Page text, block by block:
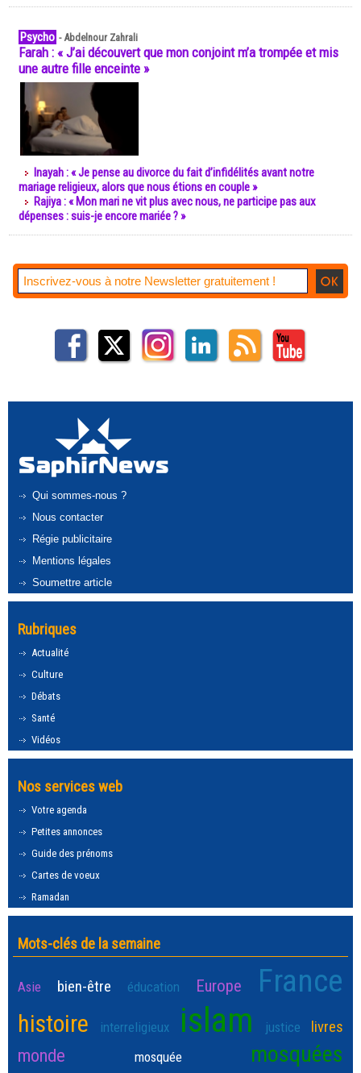
Psycho -Abdelnour Zahrali
Farah : « J’ai découvert que mon conjoint m’a trompée et mis
une autre fille enceinte »
Inayah : « Je pense au divorce du fait d’infidélités avant notre
mariage religieux, alors que nous étions en couple »
Rajiya : « Mon mari ne vit plus avec nous, ne participe pas aux
dépenses : suis-je encore mariée ? »
Qui sommes-nous ?
Nous contacter
Régie publicitaire
Mentions légales
Soumettre article
Rubriques
Actualité
Culture
Débats
Santé
Vidéos
Nos services web
Votre agenda
Petites annonces
Guide des prénoms
Cartes de voeux
Ramadan
Mots-clés de la semaine
Asie bien-être éducation Europe France
histoire interreligieux islam justice livres
monde mosquée mosquées